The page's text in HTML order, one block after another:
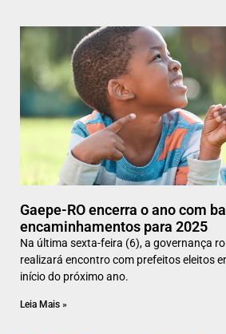
Gaepe-RO encerra o ano com
encaminhamentos para 2025
Na última sexta-feira (6), a governança
realizará encontro com prefeitos eleitos
início do próximo ano.
Leia Mais »